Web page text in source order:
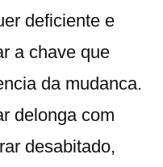
deficiente e
a chave que
da mudanca.
delonga com
desabitado,